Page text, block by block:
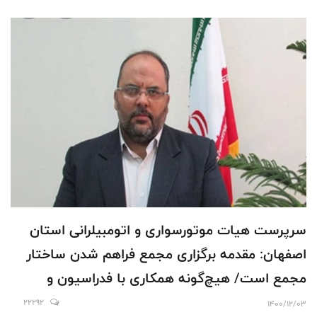
سرپرست هیات موتورسواری و اتومبیلرانی استان
اصفهان: مقدمه برگزاری مجمع فراهم شدن ساختار
مجمع است/ هیچ‌گونه همکاری با فدراسیون و
هیات استان برای برگزاری مجمع نمی شود/ کسانی
1400/12/03
22292